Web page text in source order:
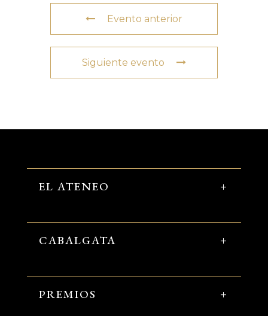
Evento anterior
Siguiente evento
EL ATENEO
CABALGATA
PREMIOS